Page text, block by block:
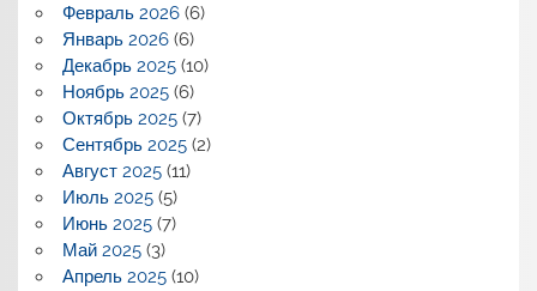
Февраль 2026(6)
Январь 2026(6)
Декабрь 2025(10)
Ноябрь 2025(6)
Октябрь 2025(7)
Сентябрь 2025(2)
Август 2025(11)
Июль 2025(5)
Июнь 2025(7)
Май 2025(3)
Апрель 2025(10)